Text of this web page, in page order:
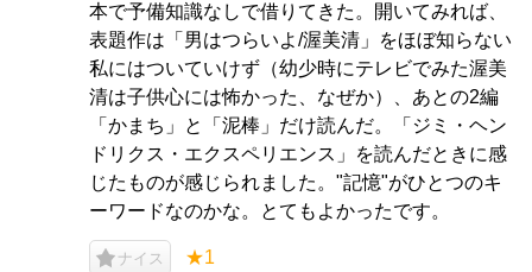
本で予備知識なしで借りてきた。開いてみれば、
表題作は「男はつらいよ/渥美清」をほぼ知らない
私にはついていけず（幼少時にテレビでみた渥美
清は子供心には怖かった、なぜか）、あとの2編
「かまち」と「泥棒」だけ読んだ。「ジミ・ヘン
ドリクス・エクスペリエンス」を読んだときに感
じたものが感じられました。"記憶"がひとつのキ
ーワードなのかな。とてもよかったです。
ナイス ★1